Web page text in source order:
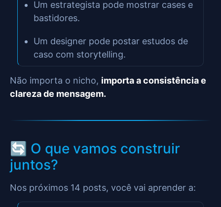
Um estrategista pode mostrar cases e
bastidores.
Um designer pode postar estudos de
caso com storytelling.
Não importa o nicho, importa a consistência e
clareza de mensagem.
🔄 O que vamos construir
juntos?
Nos próximos 14 posts, você vai aprender a: